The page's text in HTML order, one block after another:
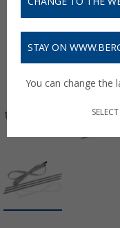
STAY ON
You can change the